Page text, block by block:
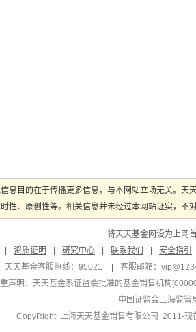
息目的在于传播更多信息，与本网站立场无关。
性、原创性等。相关信息并未经过本网站证实，
将天天基金网设为上网
资质证明 研究中心 联系我们
安全指引
天天基金客服热线：95021
客服邮箱：
声明： 天天基金系证监会批准的基金销售机构
中国证监会上海监管
CopyRight 上海天天基金销售有限公司 2011-